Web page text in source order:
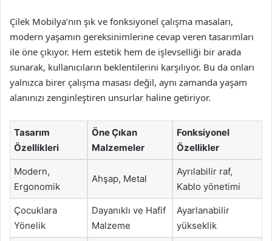
Çilek Mobilya’nın şık ve fonksiyonel çalışma masaları,
modern yaşamın gereksinimlerine cevap veren tasarımları
ile öne çıkıyor. Hem estetik hem de işlevselliği bir arada
sunarak, kullanıcıların beklentilerini karşılıyor. Bu da onları
yalnızca birer çalışma masası değil, aynı zamanda yaşam
alanınızı zenginleştiren unsurlar haline getiriyor.
Tasarım
Özellikleri
Öne Çıkan
Malzemeler
Fonksiyonel
Özellikler
Modern,
Ergonomik
Ahşap, Metal
Ayrılabilir raf,
Kablo yönetimi
Çocuklara
Yönelik
Dayanıklı ve Hafif
Malzeme
Ayarlanabilir
yükseklik